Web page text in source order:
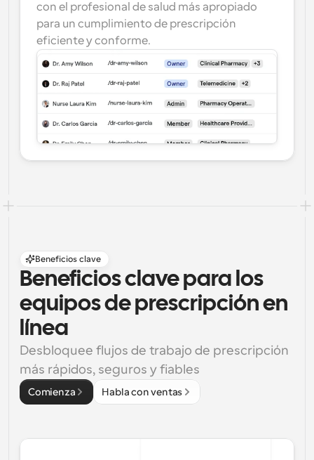
con el profesional de salud más apropiado
para un cumplimiento de prescripción
eficiente y conforme.
Beneficios clave
Beneficios clave para los
equipos de prescripción en
línea
Desbloquee flujos de trabajo de prescripción
más rápidos, seguros y fiables
Comienza Habla con ventas